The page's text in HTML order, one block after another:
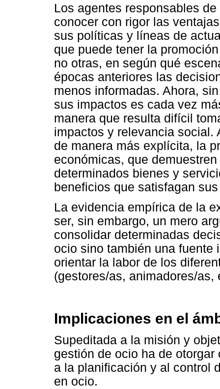
Los agentes responsables
conocer con rigor las
sus políticas y líneas de
que puede tener la
no otras, en según qué
épocas anteriores las
menos informadas. Ahora,
sus impactos es cada vez
manera que resulta difícil
impactos y relevancia social.
de manera más explícita, la
económicas, que
determinados bienes y
beneficios que satisfagan
La evidencia empírica de la
ser, sin embargo, un mero
consolidar determinadas
ocio sino también una fuente
orientar la labor de los
(gestores/as, animadores/as,
Implicaciones en el
Supeditada a la misión y
gestión de ocio ha de
a la planificación y al control
en ocio.